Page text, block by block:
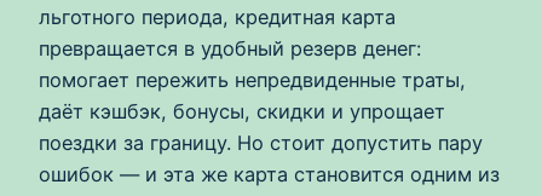
льготного периода, кредитная карта
превращается в удобный резерв денег:
помогает пережить непредвиденные траты,
даёт кэшбэк, бонусы, скидки и упрощает
поездки за границу. Но стоит допустить пару
ошибок — и эта же карта становится одним из